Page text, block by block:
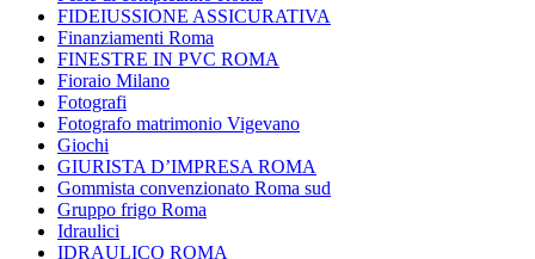
FIDEIUSSIONE ASSICURATIVA
Finanziamenti Roma
FINESTRE IN PVC ROMA
Fioraio Milano
Fotografi
Fotografo matrimonio Vigevano
Giochi
GIURISTA D’IMPRESA ROMA
Gommista convenzionato Roma sud
Gruppo frigo Roma
Idraulici
IDRAULICO ROMA